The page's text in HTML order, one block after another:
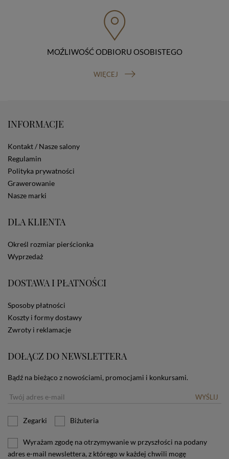
organu nadzorczego (Prezesa Urzędu Ochrony Danych
Osobowych, ul. Stawki 2, 00-193 Warszawa) oraz
prawo do cofnięcia zgody na przetwarzanie danych
osobowych (masz prawo cofnięcia zgody na
przetwarzanie danych w dowolnym momencie;
przetwarzania, którego dokonano na podstawie Twojej
zgody przed jej cofnięciem). W celu wykonania swoich
nie podasz danych, nie będziesz mógł przeglądać
zawartości naszej strony
Na stronie Sklepu są wykorzystywane pliki cookies.
Stosowane są one w celach zapewnienia maksymalnej
wygody wszystkich użytkowników (w tym Kupujących)
przy korzystaniu ze Sklepu (zapamiętywanie
anonimowych danych dla celów reklamowych i
portale społecznościowe, np. Facebook). Korzystanie
zamieszczane w urządzeniu końcowym każdego
użytkownika. Jeżeli użytkownik nie wyraża zgody na
ustawienia swojej przeglądarki.
informacji o plikach cookies.
MOŹLIWOŚĆ ODBIORU OSOBISTEGO
WIĘCEJ
INFORMACJE
Kontakt / Nasze salony
Regulamin
Polityka prywatności
Grawerowanie
Nasze marki
DLA KLIENTA
Określ rozmiar pierścionka
Wyprzedaż
DOSTAWA I PŁATNOŚCI
Sposoby płatności
Koszty i formy dostawy
Zwroty i reklamacje
DOŁĄCZ DO NEWSLETTERA
Bądź na bieżąco z nowościami, promocjami i konkursami.
WYŚLIJ
Zegarki Biżuteria
Wyrażam zgodę na otrzymywanie w przyszłości na podany
adres e-mail newslettera, z którego w każdej chwili mogę